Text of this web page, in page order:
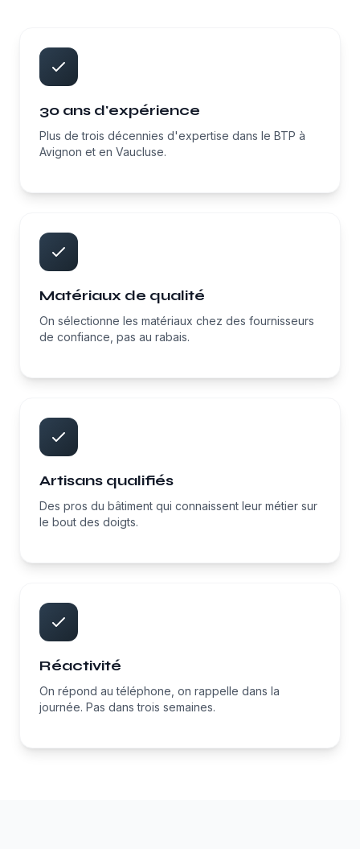
30 ans d'expérience
Plus de trois décennies d'expertise dans le BTP à
Avignon et en Vaucluse.
Matériaux de qualité
On sélectionne les matériaux chez des fournisseurs
de confiance, pas au rabais.
Artisans qualifiés
Des pros du bâtiment qui connaissent leur métier sur
le bout des doigts.
Réactivité
On répond au téléphone, on rappelle dans la
journée. Pas dans trois semaines.